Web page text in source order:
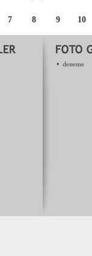
7 8 9 10
• deneme